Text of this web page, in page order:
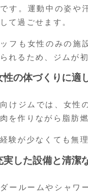
す。運動中の姿や
て過ごせます。
フも女性のみの施
れるため、ジムが
性の体づくりに適
けジムでは、女性
を作りながら脂肪
験が少なくても無
実した設備と清潔
ールームやシャワ